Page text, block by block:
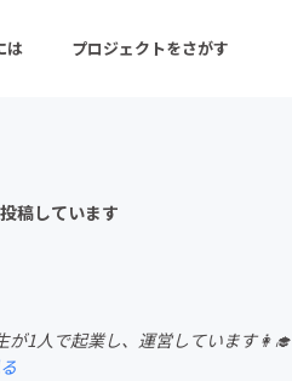
は プロジェクトをさがす
ェクト
フード・飲食店
稿しています
1人で起業し、運営しています